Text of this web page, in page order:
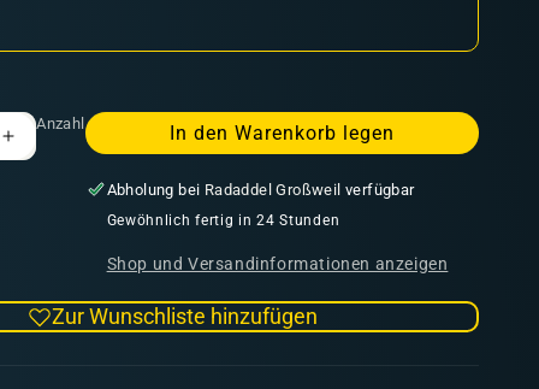
In den Warenkorb legen
Abholung bei Radaddel Großweil verfügbar
Gewöhnlich fertig in 24 Stunden
Shop und Versandinformationen anzeigen
Anzahl
Erhöhe
City
Apartments
Zur Wunschliste hinzufügen